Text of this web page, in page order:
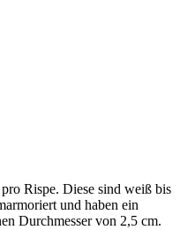
Rispe. Diese sind weiß bis
und haben ein
Durchmesser von 2,5 cm.